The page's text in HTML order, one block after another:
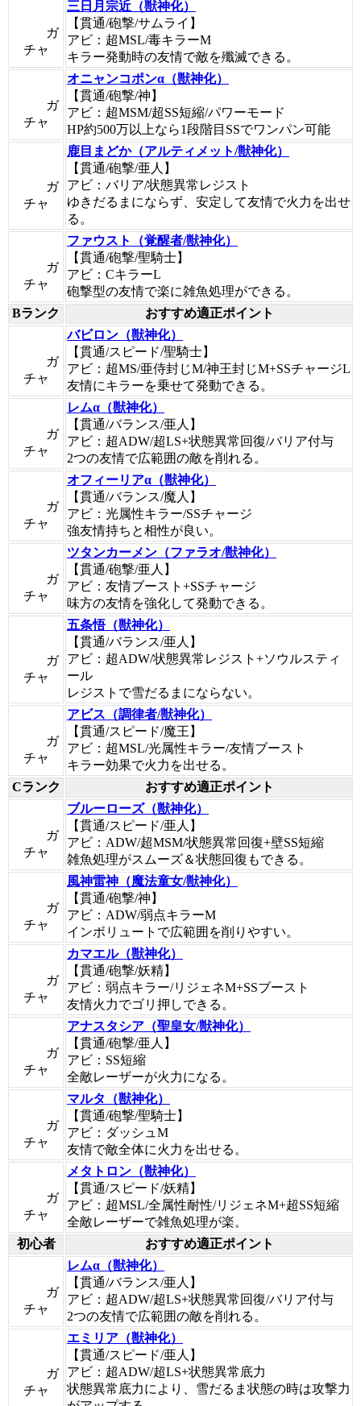
ガ
チャ
三日月宗近（獣神化）
【貫通/砲撃/サムライ】
アビ：超MSL/毒キラーM
キラー発動時の友情で敵を殲滅できる。
ガ
チャ
オニャンコポンα（獣神化）
【貫通/砲撃/神】
アビ：超MSM/超SS短縮/パワーモード
HP約500万以上なら1段階目SSでワンパン可能
ガ
チャ
鹿目まどか（アルティメット/獣神化）
【貫通/砲撃/亜人】
アビ：バリア/状態異常レジスト
ゆきだるまにならず、安定して友情で火力を出せ
る。
ガ
チャ
ファウスト（覚醒者/獣神化）
【貫通/砲撃/聖騎士】
アビ：CキラーL
砲撃型の友情で楽に雑魚処理ができる。
Bランク
おすすめ適正ポイント
ガ
チャ
バビロン（獣神化）
【貫通/スピード/聖騎士】
アビ：超MS/亜侍封じM/神王封じM+SSチャージL
友情にキラーを乗せて発動できる。
ガ
チャ
レムα（獣神化）
【貫通/バランス/亜人】
アビ：超ADW/超LS+状態異常回復/バリア付与
2つの友情で広範囲の敵を削れる。
ガ
チャ
オフィーリアα（獣神化）
【貫通/バランス/魔人】
アビ：光属性キラー/SSチャージ
強友情持ちと相性が良い。
ガ
チャ
ツタンカーメン（ファラオ/獣神化）
【貫通/砲撃/亜人】
アビ：友情ブースト+SSチャージ
味方の友情を強化して発動できる。
ガ
チャ
五条悟（獣神化）
【貫通/バランス/亜人】
アビ：超ADW/状態異常レジスト+ソウルスティ
ール
レジストで雪だるまにならない。
ガ
チャ
アビス（調律者/獣神化）
【貫通/スピード/魔王】
アビ：超MSL/光属性キラー/友情ブースト
キラー効果で火力を出せる。
Cランク
おすすめ適正ポイント
ガ
チャ
ブルーローズ（獣神化）
【貫通/スピード/亜人】
アビ：ADW/超MSM/状態異常回復+壁SS短縮
雑魚処理がスムーズ＆状態回復もできる。
ガ
チャ
風神雷神（魔法童女/獣神化）
【貫通/砲撃/神】
アビ：ADW/弱点キラーM
インボリュートで広範囲を削りやすい。
ガ
チャ
カマエル（獣神化）
【貫通/砲撃/妖精】
アビ：弱点キラー/リジェネM+SSブースト
友情火力でゴリ押しできる。
ガ
チャ
アナスタシア（聖皇女/獣神化）
【貫通/砲撃/亜人】
アビ：SS短縮
全敵レーザーが火力になる。
ガ
チャ
マルタ（獣神化）
【貫通/砲撃/聖騎士】
アビ：ダッシュM
友情で敵全体に火力を出せる。
ガ
チャ
メタトロン（獣神化）
【貫通/スピード/妖精】
アビ：超MSL/全属性耐性/リジェネM+超SS短縮
全敵レーザーで雑魚処理が楽。
初心者
おすすめ適正ポイント
ガ
チャ
レムα（獣神化）
【貫通/バランス/亜人】
アビ：超ADW/超LS+状態異常回復/バリア付与
2つの友情で広範囲の敵を削れる。
ガ
チャ
エミリア（獣神化）
【貫通/スピード/亜人】
アビ：超ADW/超LS+状態異常底力
状態異常底力により、雪だるま状態の時は攻撃力